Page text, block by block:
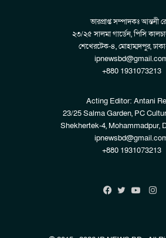
ভারপ্রাপ্ত সম্পাদকঃ আন্তনী
২৩/২৫ সালমা গার্ডেন, পিসি
শেখেরটেক-৪, মোহাম্মদপুর,
+880 1931073213
Acting Editor: Antani
23/25 Salma Garden, PC
Shekhertek-4, Mohammadpur,
+880 1931073213